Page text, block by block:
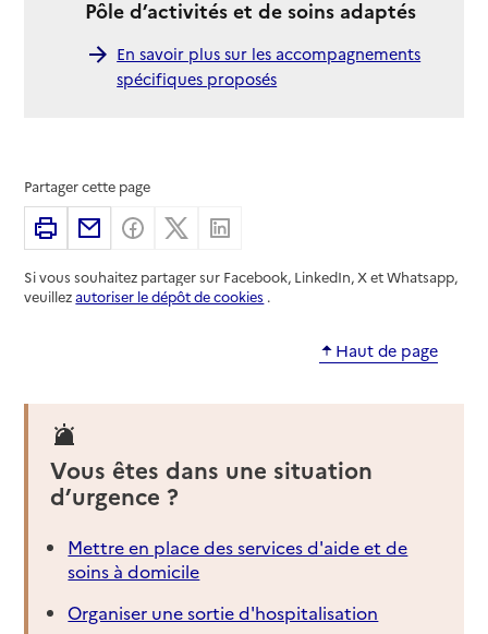
Pôle d’activités et de soins adaptés
En savoir plus sur les accompagnements
spécifiques proposés
Partager cette page
ImprimerPartager par email
Partager sur Facebook
Partager sur X
Si vous souhaitez partager sur Facebook, LinkedIn, X et Whatsapp,
veuillezautoriser le dépôt de cookies .
Haut de page
Vous êtes dans une situation
d’urgence ?
Mettre en place des services d'aide et de
soins à domicile
Organiser une sortie d'hospitalisation